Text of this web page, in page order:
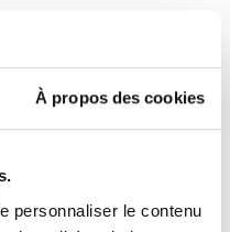
À propos des cookies
personnaliser le contenu